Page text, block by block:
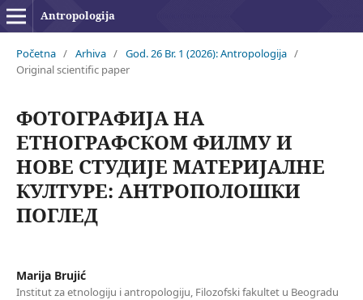
Antropologija
Početna / Arhiva / God. 26 Br. 1 (2026): Antropologija /
Original scientific paper
ФОТОГРАФИЈА НА
ЕТНОГРАФСКОМ ФИЛМУ И
НОВЕ СТУДИЈЕ МАТЕРИЈАЛНЕ
КУЛТУРЕ: АНТРОПОЛОШКИ
ПОГЛЕД
Marija Brujić
Institut za etnologiju i antropologiju, Filozofski fakultet u Beogradu